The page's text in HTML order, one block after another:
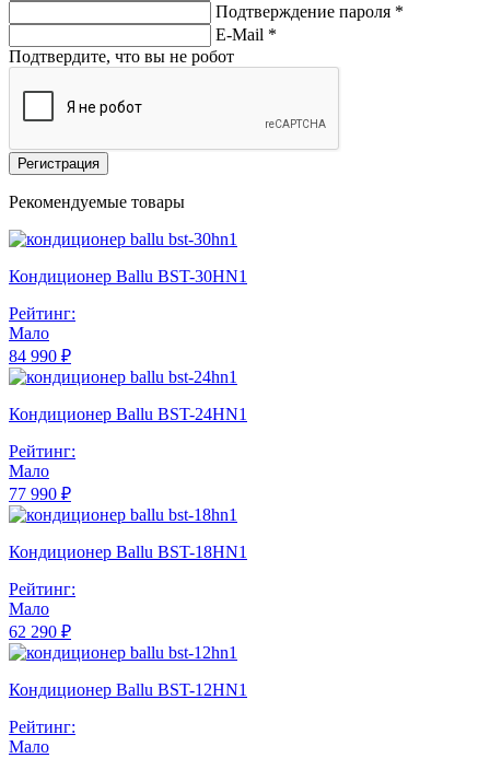
Подтверждение пароля *
E-Mail *
Подтвердите, что вы не робот
Регистрация
Рекомендуемые товары
Кондиционер Ballu BST-30HN1
Рейтинг:
Мало
84 990 ₽
Кондиционер Ballu BST-24HN1
Рейтинг:
Мало
77 990 ₽
Кондиционер Ballu BST-18HN1
Рейтинг:
Мало
62 290 ₽
Кондиционер Ballu BST-12HN1
Рейтинг:
Мало